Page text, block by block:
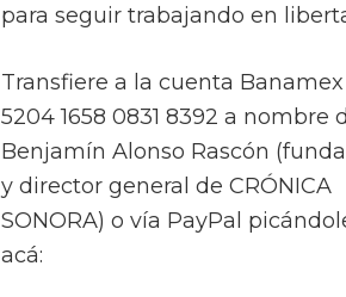
para seguir trabajando en
Transfiere a la cuenta Banamex
5204 1658 0831 8392 a nombre
Benjamín Alonso Rascón
y director general de CRÓNICA
SONORA) o vía PayPal
acá: